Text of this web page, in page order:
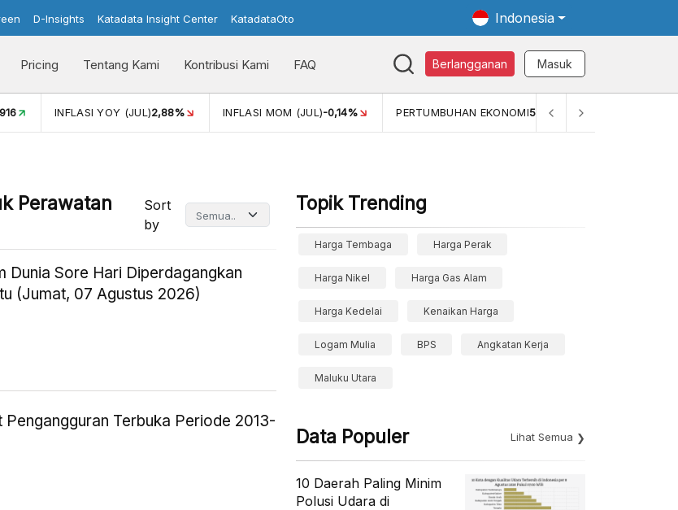
D-Insights Katadata Insight Center KatadataOto Indonesia
Pricing Tentang Kami Kontribusi Kami FAQ Berlangganan Masuk
INFLASI YOY (JUL)2,88% INFLASI MOM (JUL)-0,14% PERTUMBUHAN EKONOMI5,11%
Perawatan
Sort
by
Dunia Sore Hari Diperdagangkan
(Jumat, 07 Agustus 2026)
Pengangguran Terbuka Periode 2013-
Topik Trending
Harga Tembaga Harga Perak
Harga Nikel Harga Gas Alam
Harga Kedelai Kenaikan Harga
Logam Mulia BPS Angkatan Kerja
Maluku Utara
Data Populer Lihat Semua
10 Daerah Paling Minim
Polusi Udara di